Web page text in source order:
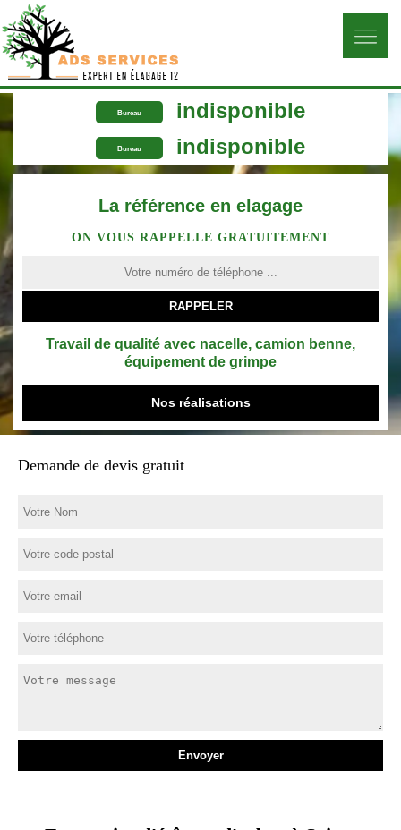
Bureau indisponible
Bureau indisponible
La référence en elagage
ON VOUS RAPPELLE GRATUITEMENT
Travail de qualité avec nacelle, camion benne,
équipement de grimpe
Nos réalisations
Demande de devis gratuit